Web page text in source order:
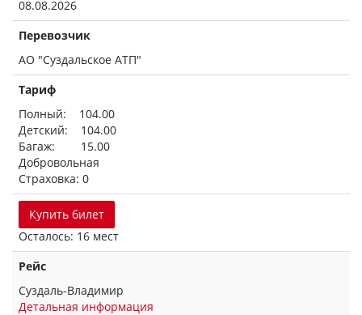
08.08.2026
Перевозчик
АО "Суздальское АТП"
Тариф
Полный: 104.00
Детский: 104.00
Багаж: 15.00
Добровольная
Страховка: 0
Купить билет
Осталось: 16 мест
Рейс
Суздаль-Владимир
Детальная информация